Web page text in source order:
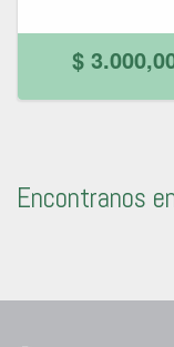
$
Encontranos